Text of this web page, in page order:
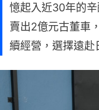
憶起入近30年的
賣出2億元古董車
續經營，選擇遠赴